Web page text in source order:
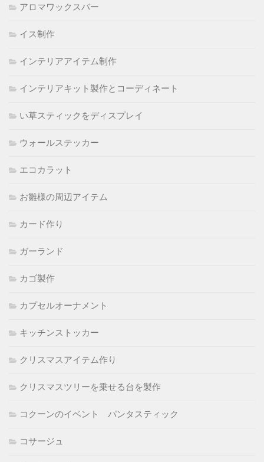
アロマワックスバー
イス制作
インテリアアイテム制作
インテリアキット製作とコーディネート
い草スティックをディスプレイ
ウォールステッカー
エコカラット
お雛様の周辺アイテム
カード作り
ガーランド
カゴ製作
カプセルオーナメント
キッチンストッカー
クリスマスアイテム作り
クリスマスツリーを乗せる台を製作
コクーンのイベント パンタスティック
コサージュ